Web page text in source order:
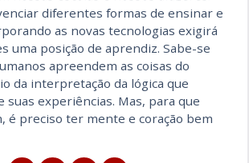
diferentes formas de ensinar e
as novas tecnologias exigirá
uma posição de aprendiz. Sabe-se
apreendem as coisas do
da interpretação da lógica que
suas experiências. Mas, para que
é preciso ter mente e coração bem